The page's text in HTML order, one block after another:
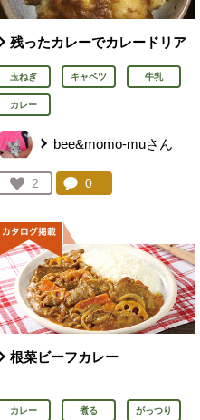
残ったカレーでカレードリア
玉ねぎ キャベツ 牛乳
カレー
bee&momo-muさん
お気に入り登録：
2
人が登録
コメント：
0件。コメントを見
根菜ビーフカレー
カレー 煮る がっつり